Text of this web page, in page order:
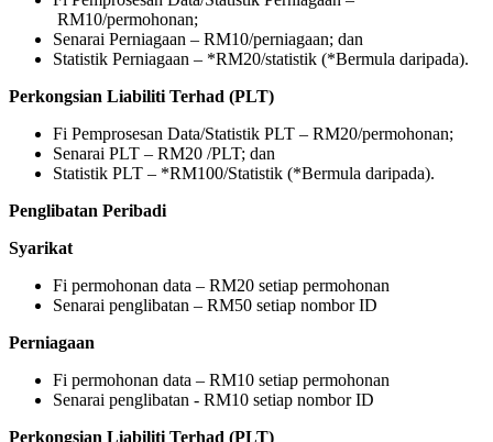
RM10/permohonan;
Senarai Perniagaan – RM10/perniagaan; dan
Statistik Perniagaan –​ *RM20/statistik (*Bermula daripada).
Perkongsian Liabiliti Terhad (PLT)
Fi Pemprosesan Data/Statistik PLT – RM20/permohonan;
Senarai PLT – RM20 /PLT; dan
Statistik PLT – *RM100/Statistik (*Bermula daripada).​
Penglibatan Peribadi
Syarikat
Fi permohonan data – RM20 setiap permohonan
Senarai penglibatan – RM50 setiap nombor ID
Perniagaan
Fi permohonan data – RM10 setiap permohonan
Senarai penglibatan - RM10 setiap nombor ID
Perkongsian Liabiliti Terhad (PLT)